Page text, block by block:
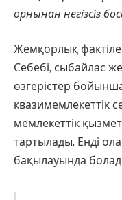
орнынан негізсіз
Жемқорлық
Себебі, сыбайлас
өзгерістер
квазимемлекеттік
мемлекеттік
тартылады. Енді
бақылауында